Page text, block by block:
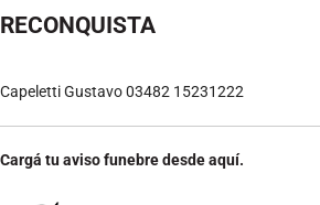
RECONQUISTA
Capeletti Gustavo 03482 15231222
Cargá tu aviso funebre desde aquí.